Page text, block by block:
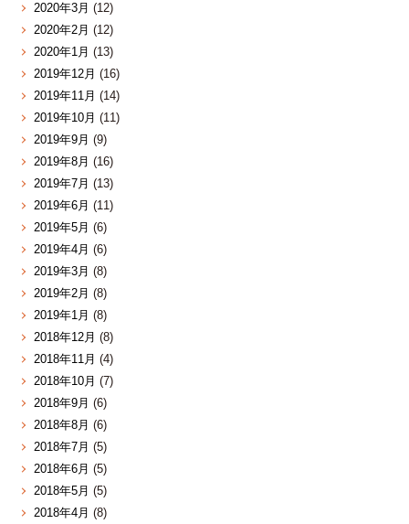
2020年3月 (12)
2020年2月 (12)
2020年1月 (13)
2019年12月 (16)
2019年11月 (14)
2019年10月 (11)
2019年9月 (9)
2019年8月 (16)
2019年7月 (13)
2019年6月 (11)
2019年5月 (6)
2019年4月 (6)
2019年3月 (8)
2019年2月 (8)
2019年1月 (8)
2018年12月 (8)
2018年11月 (4)
2018年10月 (7)
2018年9月 (6)
2018年8月 (6)
2018年7月 (5)
2018年6月 (5)
2018年5月 (5)
2018年4月 (8)